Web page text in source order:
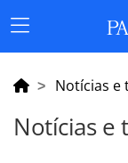
Menu
Principal
Notícias e
Notícias e